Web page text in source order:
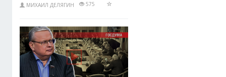
МИХАИЛ ДЕЛЯГИН 575